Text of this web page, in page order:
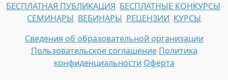
БЕСПЛАТНАЯ ПУБЛИКАЦИЯ БЕСПЛАТНЫЕ КОНКУРСЫ
СЕМИНАРЫ ВЕБИНАРЫ РЕЦЕНЗИИ КУРСЫ
Сведения об образовательной организации
Пользовательское соглашение Политика
конфиденциальности Оферта